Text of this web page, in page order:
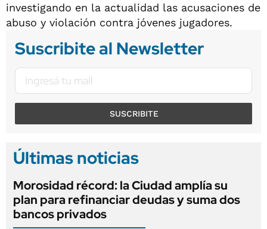
investigando en la actualidad las acusaciones de
abuso y violación contra jóvenes jugadores.
Suscribite al Newsletter
SUSCRIBITE
Últimas noticias
Morosidad récord: la Ciudad amplía su
plan para refinanciar deudas y suma dos
bancos privados